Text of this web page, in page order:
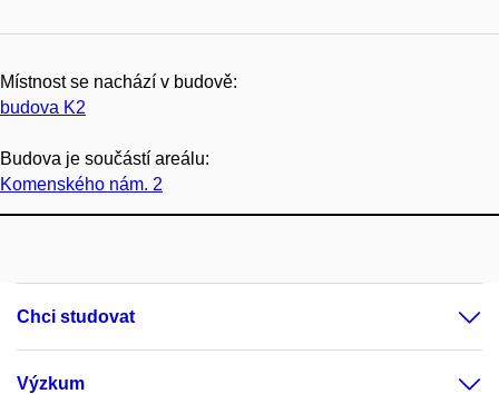
Místnost se nachází v budově:
budova K2
Budova je součástí areálu:
Komenského nám. 2
Chci studovat
Výzkum